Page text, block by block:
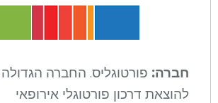
חברה: פורטוגליס. החברה
להוצאת דרכון פורטוגלי אירופאי